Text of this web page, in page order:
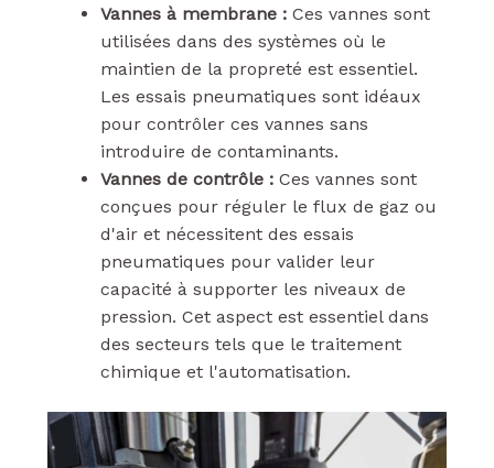
Vannes à membrane : Ces vannes sont
utilisées dans des systèmes où le
maintien de la propreté est essentiel.
Les essais pneumatiques sont idéaux
pour contrôler ces vannes sans
introduire de contaminants.
Vannes de contrôle : Ces vannes sont
conçues pour réguler le flux de gaz ou
d'air et nécessitent des essais
pneumatiques pour valider leur
capacité à supporter les niveaux de
pression. Cet aspect est essentiel dans
des secteurs tels que le traitement
chimique et l'automatisation.